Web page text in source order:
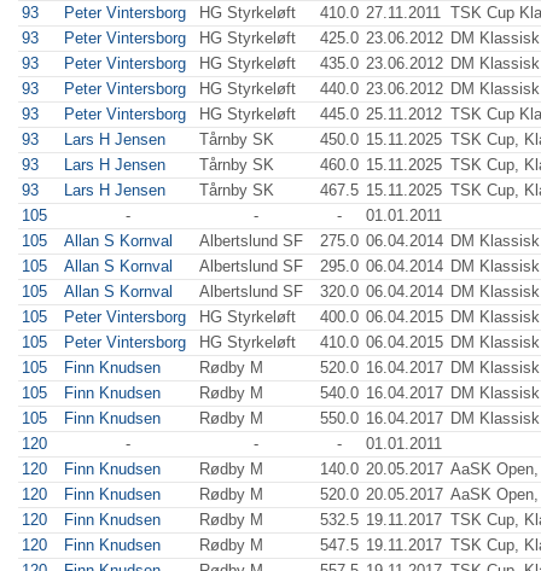
93
Peter Vintersborg HG Styrkeløft 410.0 27.11.2011 TSK Cup
93
Peter Vintersborg HG Styrkeløft 425.0 23.06.2012 DM Klassisk
93
Peter Vintersborg HG Styrkeløft 435.0 23.06.2012 DM Klassisk
93
Peter Vintersborg HG Styrkeløft 440.0 23.06.2012 DM Klassisk
93
Peter Vintersborg HG Styrkeløft 445.0 25.11.2012 TSK Cup
93
Lars H Jensen Tårnby SK 450.0 15.11.2025 TSK Cup,
93
Lars H Jensen Tårnby SK 460.0 15.11.2025 TSK Cup,
93
Lars H Jensen Tårnby SK 467.5 15.11.2025 TSK Cup,
105
- - -
01.01.2011
105
Allan S Kornval Albertslund SF 275.0 06.04.2014 DM Klassisk
105
Allan S Kornval Albertslund SF 295.0 06.04.2014 DM Klassisk
105
Allan S Kornval Albertslund SF 320.0 06.04.2014 DM Klassisk
105
Peter Vintersborg HG Styrkeløft 400.0 06.04.2015 DM Klassisk
105
Peter Vintersborg HG Styrkeløft 410.0 06.04.2015 DM Klassisk
105
Finn Knudsen Rødby M 520.0 16.04.2017 DM Klassisk
105
Finn Knudsen Rødby M 540.0 16.04.2017 DM Klassisk
105
Finn Knudsen Rødby M 550.0 16.04.2017 DM Klassisk
120
- - -
01.01.2011
120
Finn Knudsen Rødby M 140.0 20.05.2017 AaSK
120
Finn Knudsen Rødby M 520.0 20.05.2017 AaSK
120
Finn Knudsen Rødby M 532.5 19.11.2017 TSK Cup,
120
Finn Knudsen Rødby M 547.5 19.11.2017 TSK Cup,